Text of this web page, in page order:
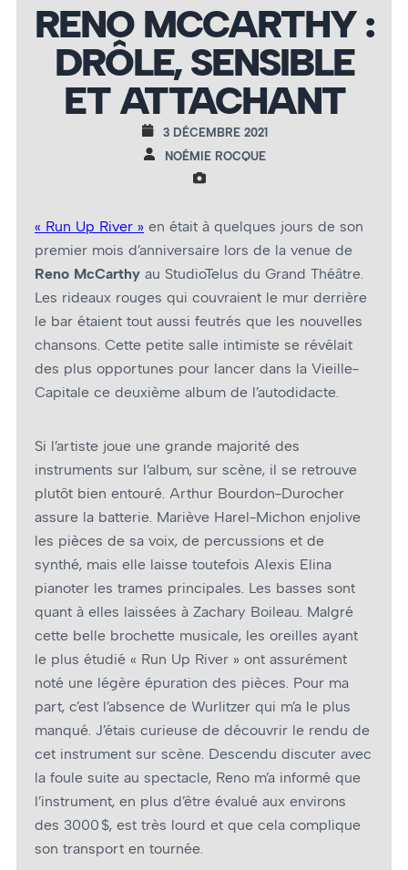
RENO MCCARTHY :
DRÔLE, SENSIBLE
ET ATTACHANT
3 DÉCEMBRE 2021
NOÉMIE ROCQUE
« Run Up River » en était à quelques jours de son
premier mois d’anniversaire lors de la venue de
Reno McCarthy au StudioTelus du Grand Théâtre.
Les rideaux rouges qui couvraient le mur derrière
le bar étaient tout aussi feutrés que les nouvelles
chansons. Cette petite salle intimiste se révélait
des plus opportunes pour lancer dans la Vieille-
Capitale ce deuxième album de l’autodidacte.
Si l’artiste joue une grande majorité des
instruments sur l’album, sur scène, il se retrouve
plutôt bien entouré. Arthur Bourdon-Durocher
assure la batterie. Mariève Harel-Michon enjolive
les pièces de sa voix, de percussions et de
synthé, mais elle laisse toutefois Alexis Elina
pianoter les trames principales. Les basses sont
quant à elles laissées à Zachary Boileau. Malgré
cette belle brochette musicale, les oreilles ayant
le plus étudié « Run Up River » ont assurément
noté une légère épuration des pièces. Pour ma
part, c’est l’absence de Wurlitzer qui m’a le plus
manqué. J’étais curieuse de découvrir le rendu de
cet instrument sur scène. Descendu discuter avec
la foule suite au spectacle, Reno m’a informé que
l’instrument, en plus d’être évalué aux environs
des 3000 $, est très lourd et que cela complique
son transport en tournée.